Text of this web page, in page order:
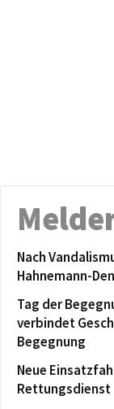
Nach
Hahnemann-
Tag der
verbindet
Begegnung
Neue
Rettungsdienst